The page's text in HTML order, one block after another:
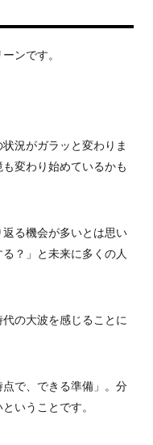
ンです。
況がガラッと変わりま
変わり始めているかも
る機会が多いとは思い
？」と未来に多くの人
の大波を感じることに
で、できる準備」。分
いうことです。